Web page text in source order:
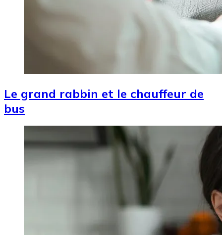
Le grand rabbin et le chauffeur de
bus